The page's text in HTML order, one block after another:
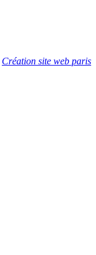
Création site web paris